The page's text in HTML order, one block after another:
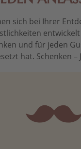
sich bei Ihrer
und für jeden
hat. Schenken –